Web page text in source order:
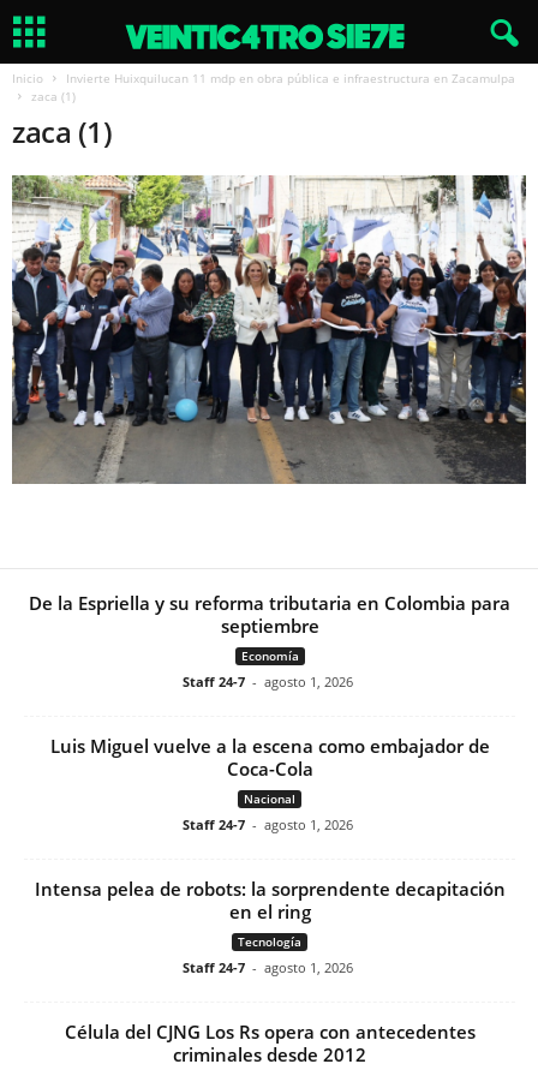
Inicio
Invierte Huixquilucan 11 mdp en obra pública e infraestructura en Zacamulpa
zaca (1)
zaca (1)
De la Espriella y su reforma tributaria en Colombia para
septiembre
Economía
Staff 24-7 - agosto 1, 2026
Luis Miguel vuelve a la escena como embajador de
Coca-Cola
Nacional
Staff 24-7 - agosto 1, 2026
Intensa pelea de robots: la sorprendente decapitación
en el ring
Tecnología
Staff 24-7 - agosto 1, 2026
Célula del CJNG Los Rs opera con antecedentes
criminales desde 2012